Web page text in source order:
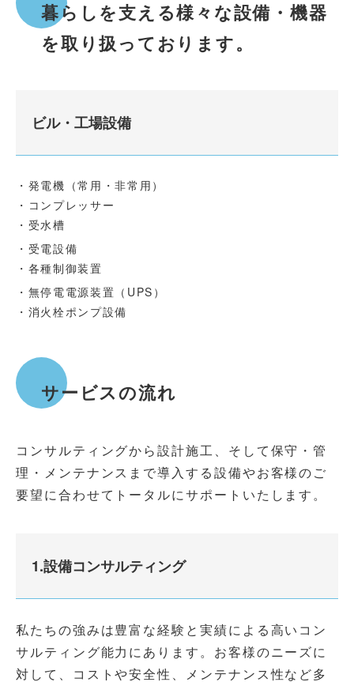
暮らしを支える様々な設備・機器
を取り扱っております。
ビル・工場設備
・発電機（常用・非常用）
・コンプレッサー
・受水槽
・受電設備
・各種制御装置
・無停電電源装置（UPS）
・消火栓ポンプ設備
サービスの流れ
コンサルティングから設計施工、そして保守・管
理・メンテナンスまで導入する設備やお客様のご
要望に合わせてトータルにサポートいたします。
1.設備コンサルティング
私たちの強みは豊富な経験と実績による高いコン
サルティング能力にあります。お客様のニーズに
対して、コストや安全性、メンテナンス性など多